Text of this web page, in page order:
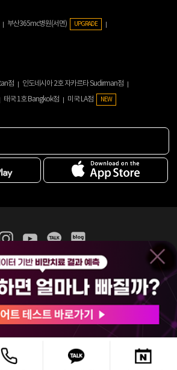
부산365mc병원(서면) UPGRADE
점
인도네시아 2호 자카르타 Sudirman점
태국 1호 Bangkok점 미국 LA점 NEW
·의원 이용약관
홈페이지 이용약관
비급여진료수가
시 서초구 서초대로52길 7, 3~4층(서초동, 제일빌딩)
120-87-04354ㅣ김남철
2025 365mc. ALL RIGHTS RESERVED.